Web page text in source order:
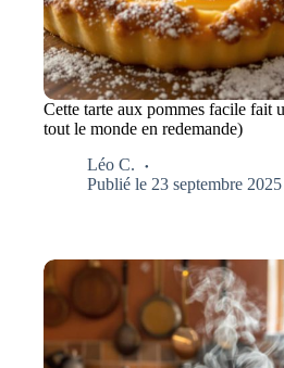
Cette tarte aux pommes facile fait
tout le monde en redemande)
Léo C.
Publié le 23 septembre